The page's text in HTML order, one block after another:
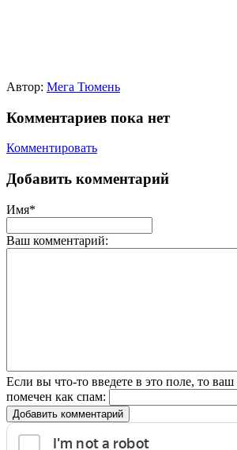
Автор: Мега Тюмень
Комментариев пока нет
Комментировать
Добавить комментарий
Имя*
Ваш комментарий:
Если вы что-то введете в это поле, то
помечен как спам:
Добавить комментарий